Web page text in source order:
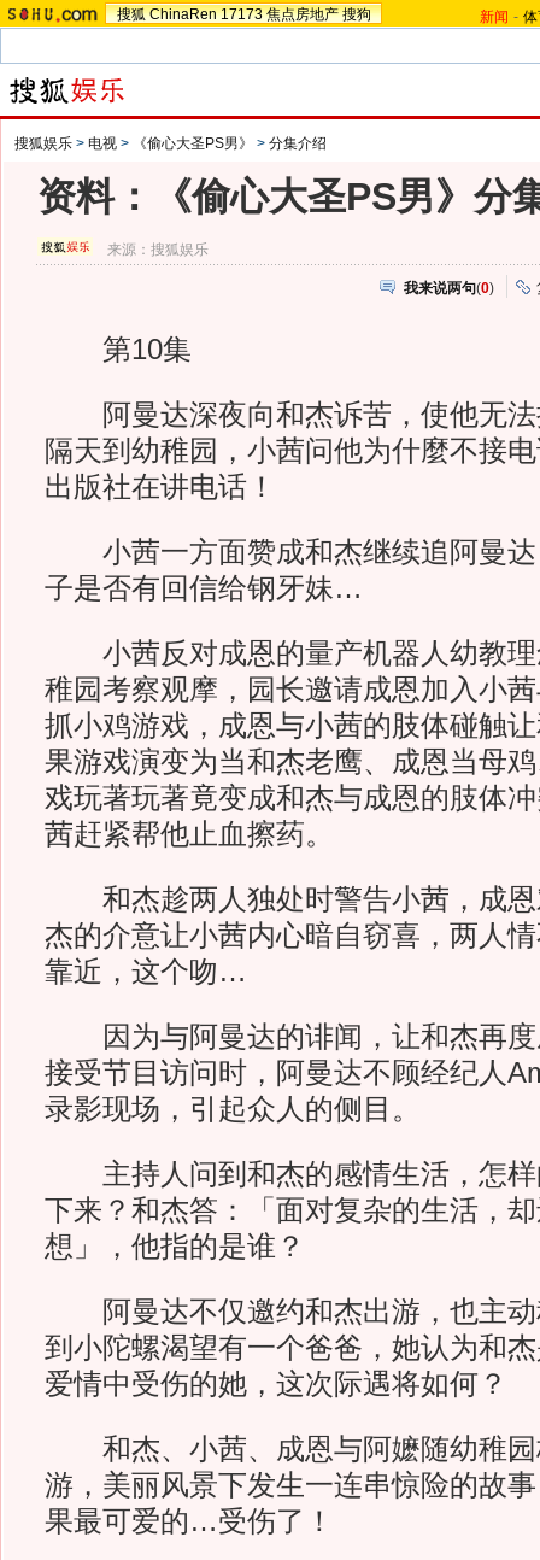
搜狐 ChinaRen 17173 焦点房地产 搜狗 新闻 -
搜狐娱乐 > 电视 > 《偷心大圣PS男》 > 分集介绍
资料：《偷心大圣PS男》分
来源：搜狐娱乐
我来说两句(0)
第10集
阿曼达深夜向和杰诉苦，使他无法
隔天到幼稚园，小茜问他为什麼不接
出版社在讲电话！
小茜一方面赞成和杰继续追阿曼达
子是否有回信给钢牙妹…
小茜反对成恩的量产机器人幼教理
稚园考察观摩，园长邀请成恩加入小
抓小鸡游戏，成恩与小茜的肢体碰触
果游戏演变为当和杰老鹰、成恩当母
戏玩著玩著竟变成和杰与成恩的肢体
茜赶紧帮他止血擦药。
和杰趁两人独处时警告小茜，成恩
杰的介意让小茜内心暗自窃喜，两人
靠近，这个吻…
因为与阿曼达的诽闻，让和杰再度
接受节目访问时，阿曼达不顾经纪人
录影现场，引起众人的侧目。
主持人问到和杰的感情生活，怎样
下来？和杰答：「面对复杂的生活，
想」，他指的是谁？
阿曼达不仅邀约和杰出游，也主动
到小陀螺渴望有一个爸爸，她认为和
爱情中受伤的她，这次际遇将如何？
和杰、小茜、成恩与阿嬷随幼稚园
游，美丽风景下发生一连串惊险的故
果最可爱的…受伤了！